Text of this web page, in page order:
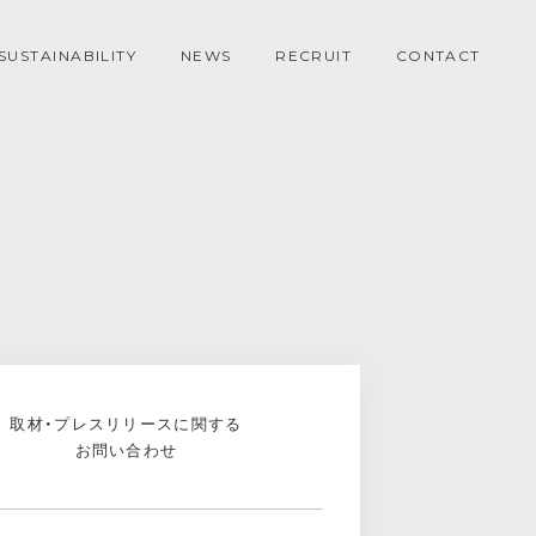
SUSTAINABILITY NEWS RECRUIT CONTACT
取材・プレスリリースに関する
お問い合わせ